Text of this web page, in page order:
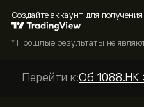
Cоздайте аккаунт для
* Прошлые результаты не
Перейти к:Об 1088.HK